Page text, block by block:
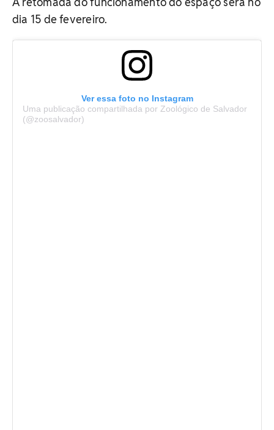
dia 15 de fevereiro.
Ver essa foto no Instagram
Uma publicação compartilhada por Zoológico de Salvador
(@zoosalvador)